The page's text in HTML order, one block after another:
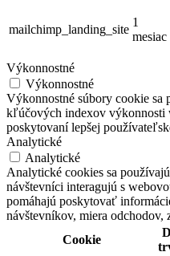
mailchimp_landing_site
1
mesiac
Výkonnostné
Výkonnostné
Výkonnostné súbory cookie sa
kľúčových indexov výkonnosti
poskytovaní lepšej
Analytické
Analytické
Analytické cookies sa
návštevníci interagujú s
pomáhajú poskytovať
návštevníkov, miera odchodov,
Cookie